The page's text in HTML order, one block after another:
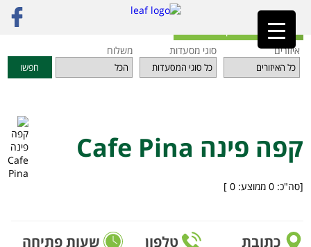
ראשי»מסעדות קפה פינה Cafe Pina
חזרה לאינדקס המסעדות
איזורים
סוגי מסעדות משלוח
חפשו
קפה פינה Cafe Pina
[סה"כ: 0 ממוצע: 0
]
כתובת טלפון שעות פתיחה